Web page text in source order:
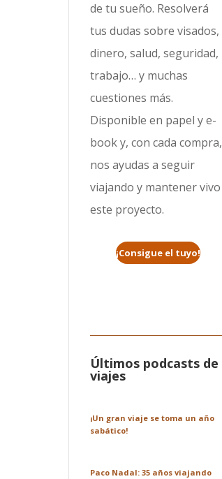
de tu sueño. Resolverá
tus dudas sobre visados,
dinero, salud, seguridad,
trabajo… y muchas
cuestiones más.
Disponible en papel y e-
book y, con cada compra,
nos ayudas a seguir
viajando y mantener vivo
este proyecto.
¡Consigue el tuyo!
Últimos podcasts de
viajes
¡Un gran viaje se toma un año
sabático!
Paco Nadal: 35 años viajando